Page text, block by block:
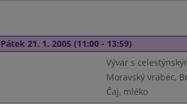
Pátek 21. 1. 2005 (11:00 - 13:59)
Vývar s
Moravský vrabec,
Čaj, mléko